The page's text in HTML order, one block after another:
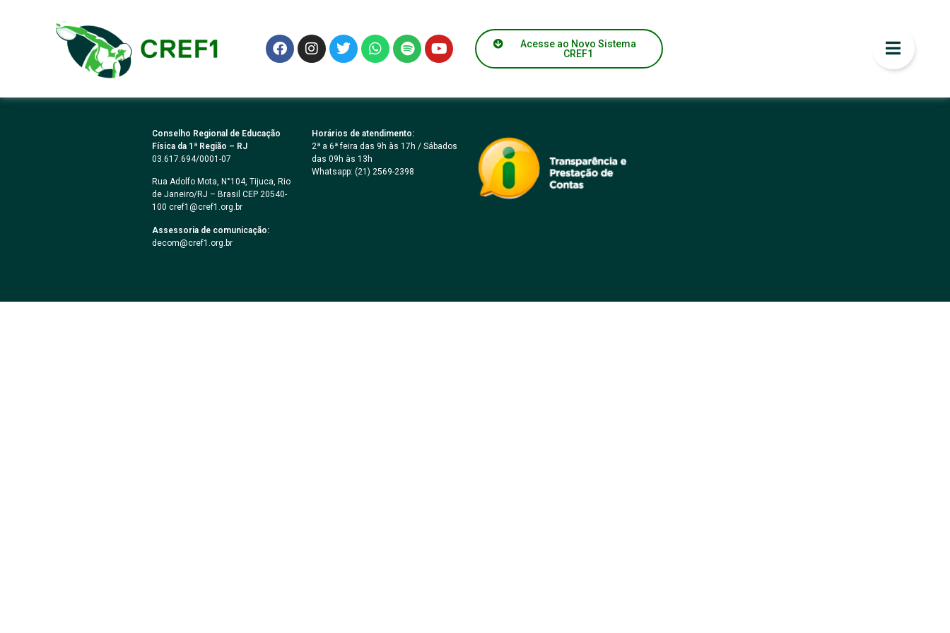
Acesse ao Novo Sistema
CREF1
concorrência – Retorno das aulas práticas de Ed.Física
Escolar
Conselho Regional de Educação
Física da 1ª Região – RJ
03.617.694/0001-07
Rua Adolfo Mota, N°104, Tijuca, Rio
de Janeiro/RJ – Brasil CEP 20540-
100 cref1@cref1.org.br
Assessoria de comunicação:
decom@cref1.org.br
Horários de atendimento:
2ª a 6ª feira das 9h às 17h / Sábados
das 09h às 13h
Whatsapp: (21) 2569-2398